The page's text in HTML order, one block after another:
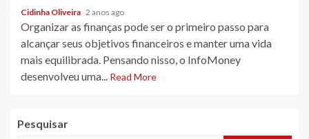
Cidinha Oliveira 2 anos ago
Organizar as finanças pode ser o primeiro passo para
alcançar seus objetivos financeiros e manter uma vida
mais equilibrada. Pensando nisso, o InfoMoney
desenvolveu uma... Read More
Pesquisar